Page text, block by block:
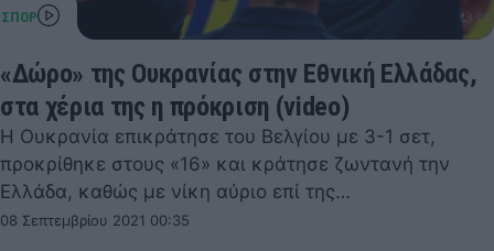
«Δώρο» της Ουκρανίας στην Εθνική Ελλάδας,
στα χέρια της η πρόκριση (video)
Η Ουκρανία επικράτησε του Βελγίου με 3-1 σετ,
προκρίθηκε στους «16» και κράτησε ζωντανή την
Ελλάδα, καθώς με νίκη αύριο επί της…
08 Σεπτεμβρίου 2021 00:35